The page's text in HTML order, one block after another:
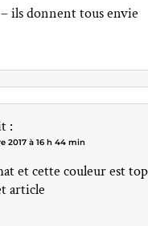
ils donnent tous envie
:
2017 à 16 h 44 min
et cette couleur est
article